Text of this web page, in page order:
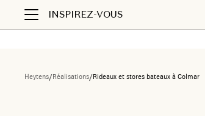
INSPIREZ-VOUS
Heytens/Réalisations/Rideaux et stores bateaux à Colmar